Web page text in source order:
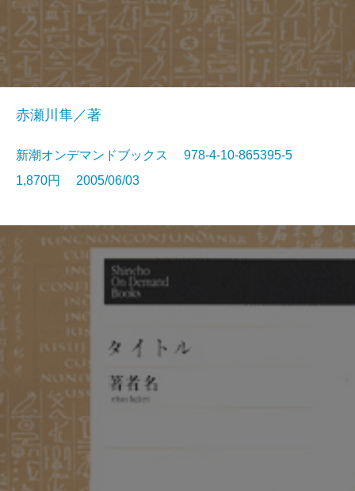
赤瀬川隼／著
新潮オンデマンドブックス 978-4-10-865395-5
1,870円 2005/06/03